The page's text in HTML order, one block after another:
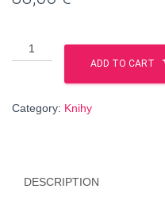
Naciones
Estelares
Almicas,
úniqo
ADD TO CART
Category: Knihy
DESCRIPTION